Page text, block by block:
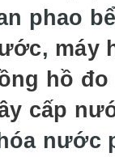
phao
, máy
hồ
cấp
nước